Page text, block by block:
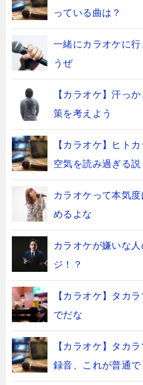
っている曲は？
一緒にカラオケに
うぜ
【カラオケ】汗っ
策を考えよう
【カラオケ】ヒト
空気を読み過ぎる説
カラオケって本気
めるよな
カラオケが嫌いな
ジ！？
【カラオケ】タカ
でだな
【カラオケ】タカ
録音、これが普通で